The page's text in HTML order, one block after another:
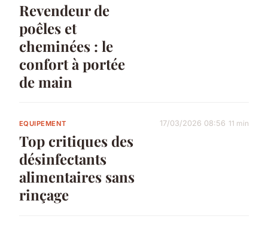
Revendeur de
poêles et
cheminées : le
confort à portée
de main
EQUIPEMENT
Top critiques des
désinfectants
alimentaires sans
rinçage
17/03/2026 08:56 11 min